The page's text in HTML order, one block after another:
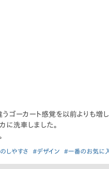
ーカート感覚を以前よりも増し
に洗車しました。
しやすさ #デザイン #一番のお気に